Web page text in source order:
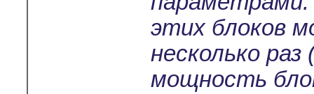
этих блоков
несколько
мощность